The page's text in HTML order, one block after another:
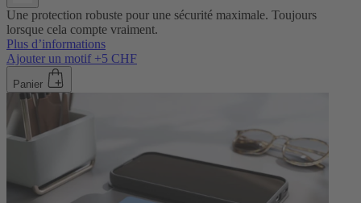
Une protection robuste pour une sécurité maximale. Toujours
lorsque cela compte vraiment.
Plus d’informations
Ajouter un motif +5 CHF
Panier